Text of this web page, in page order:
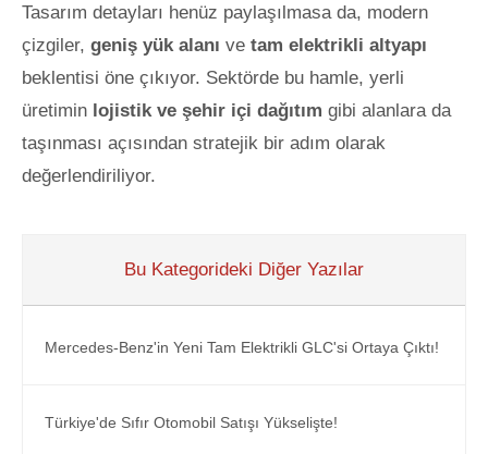
Tasarım detayları henüz paylaşılmasa da, modern
çizgiler, geniş yük alanı ve tam elektrikli altyapı
beklentisi öne çıkıyor. Sektörde bu hamle, yerli
üretimin lojistik ve şehir içi dağıtım gibi alanlara da
taşınması açısından stratejik bir adım olarak
değerlendiriliyor.
Bu Kategorideki Diğer Yazılar
Mercedes-Benz'in Yeni Tam Elektrikli GLC'si Ortaya Çıktı!
Türkiye'de Sıfır Otomobil Satışı Yükselişte!